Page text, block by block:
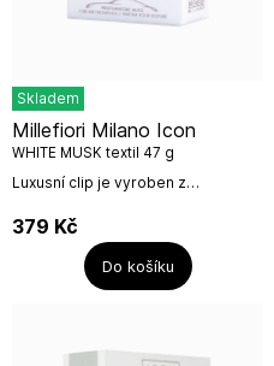
Skladem
Luxusní clip je vyroben z
potahu v trendy designu a
parfémované pryže, balen v
elegantním boxíku....
Millefiori Milano Icon
WHITE MUSK textil 47 g
379 Kč
Do košíku